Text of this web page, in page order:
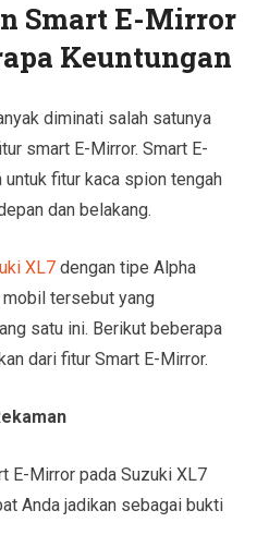
Smart E-Mirror
Keuntungan
diminati salah satunya
smart E-Mirror. Smart E-
untuk fitur kaca spion tengah
dan belakang.
XL7 dengan tipe Alpha
tersebut yang
satu ini. Berikut beberapa
dari fitur Smart E-Mirror.
E-Mirror pada Suzuki XL7
Anda jadikan sebagai bukti